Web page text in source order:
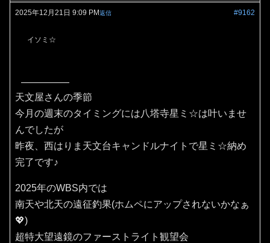
2025年12月21日 9:09 PM #9162
返信
イソミ☆
天文屋さんの季節
今月の週末のタイミングには八塔寺星ミ☆は叶いませ
んでしたが
昨夜、西はりま天文台キャンドルナイトで星ミ☆納め
完了です♪
2025年のWBS内では
南天や北天の遠征釣果(ホムペにアップされないかなぁ
💖)
超特大望遠鏡のファーストライト観望会